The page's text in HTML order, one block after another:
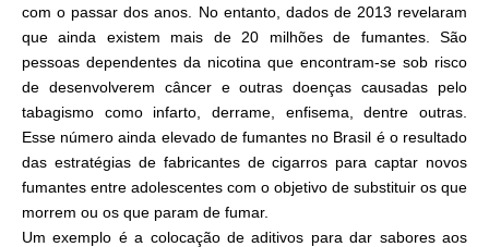
com o passar dos anos. No entanto, dados de 2013 revelaram
que ainda existem mais de 20 milhões de fumantes. São
pessoas dependentes da nicotina que encontram-se sob risco
de desenvolverem câncer e outras doenças causadas pelo
tabagismo como infarto, derrame, enfisema, dentre outras.
Esse número ainda elevado de fumantes no Brasil é o resultado
das estratégias de fabricantes de cigarros para captar novos
fumantes entre adolescentes com o objetivo de substituir os que
morrem ou os que param de fumar.
Um exemplo é a colocação de aditivos para dar sabores aos